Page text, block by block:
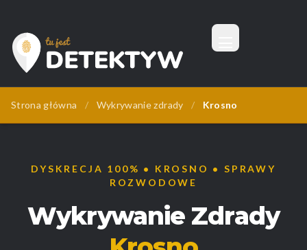
Tu Jest Detektyw
Menu
Strona główna / Wykrywanie zdrady / Krosno
DYSKRECJA 100% • KROSNO • SPRAWY
ROZWODOWE
Wykrywanie Zdrady